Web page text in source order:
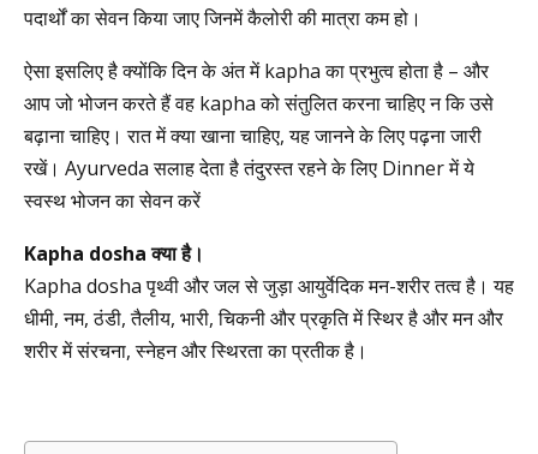
पदार्थों का सेवन किया जाए जिनमें कैलोरी की मात्रा कम हो।
ऐसा इसलिए है क्योंकि दिन के अंत में kapha का प्रभुत्व होता है – और
आप जो भोजन करते हैं वह kapha को संतुलित करना चाहिए न कि उसे
बढ़ाना चाहिए। रात में क्या खाना चाहिए, यह जानने के लिए पढ़ना जारी
रखें। Ayurveda सलाह देता है तंदुरस्त रहने के लिए Dinner में ये
स्वस्थ भोजन का सेवन करें
Kapha doshaक्या है।
Kapha dosha पृथ्वी और जल से जुड़ा आयुर्वेदिक मन-शरीर तत्व है। यह
धीमी, नम, ठंडी, तैलीय, भारी, चिकनी और प्रकृति में स्थिर है और मन और
शरीर में संरचना, स्नेहन और स्थिरता का प्रतीक है।